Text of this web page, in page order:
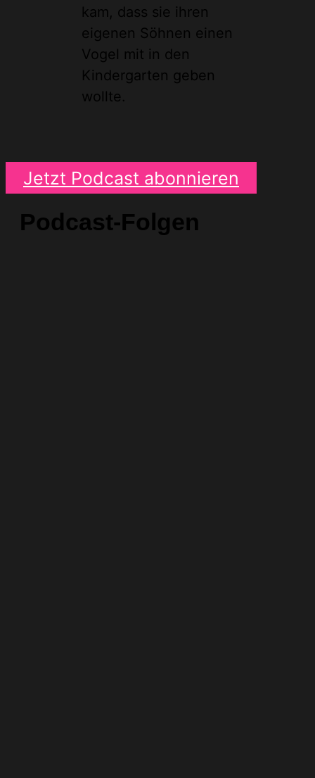
kam, dass sie ihren
eigenen Söhnen einen
Vogel mit in den
Kindergarten geben
wollte.
Jetzt Podcast abonnieren
Podcast-Folgen